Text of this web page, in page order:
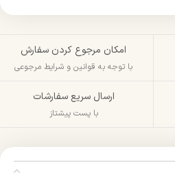
امکان مرجوع کردن سفارش
با توجه به قوانین و شرایط مرجوعی
ارسال سریع سفارشات
با پست پیشتاز